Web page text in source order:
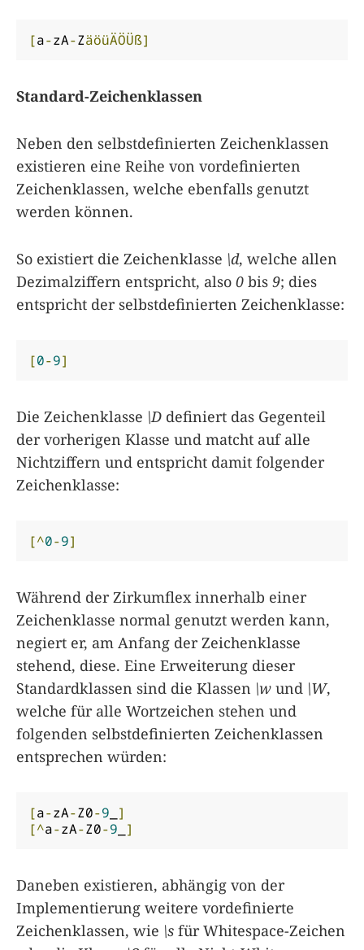
[a-zA-ZäöüÄÖÜß]
Standard-Zeichenklassen
Neben den selbstdefinierten Zeichenklassen
existieren eine Reihe von vordefinierten
Zeichenklassen, welche ebenfalls genutzt
werden können.
So existiert die Zeichenklasse \d, welche allen
Dezimalziffern entspricht, also 0 bis 9; dies
entspricht der selbstdefinierten Zeichenklasse:
[0-9]
Die Zeichenklasse \D definiert das Gegenteil
der vorherigen Klasse und matcht auf alle
Nichtziffern und entspricht damit folgender
Zeichenklasse:
[^0-9]
Während der Zirkumflex innerhalb einer
Zeichenklasse normal genutzt werden kann,
negiert er, am Anfang der Zeichenklasse
stehend, diese. Eine Erweiterung dieser
Standardklassen sind die Klassen \w und \W,
welche für alle Wortzeichen stehen und
folgenden selbstdefinierten Zeichenklassen
entsprechen würden:
[a-zA-Z0-9 ]
[^a-zA-Z0-9 ]
Daneben existieren, abhängig von der
Implementierung weitere vordefinierte
Zeichenklassen, wie \s für Whitespace-Zeichen